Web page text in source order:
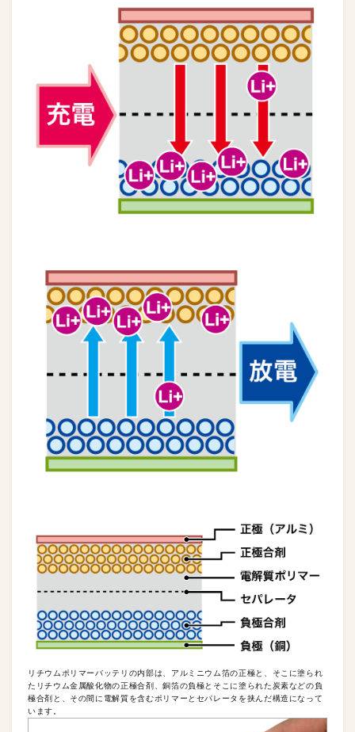
リチウムポリマーバッテリの内部は、アルミニウム箔の正極と、そこに塗られ
たリチウム金属酸化物の正極合剤、銅箔の負極とそこに塗られた炭素などの負
極合剤と、その間に電解質を含むポリマーとセパレータを挟んだ構造になって
います。